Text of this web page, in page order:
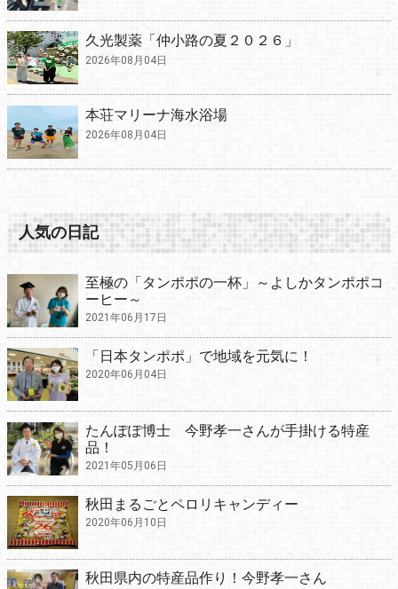
久光製薬「仲小路の夏２０２６」
2026年08月04日
本荘マリーナ海水浴場
2026年08月04日
人気の日記
至極の「タンポポの一杯」～よしかタンポポコ
ーヒー～
2021年06月17日
「日本タンポポ」で地域を元気に！
2020年06月04日
たんぽぽ博士 今野孝一さんが手掛ける特産
品！
2021年05月06日
秋田まるごとペロリキャンディー
2020年06月10日
秋田県内の特産品作り！今野孝一さん